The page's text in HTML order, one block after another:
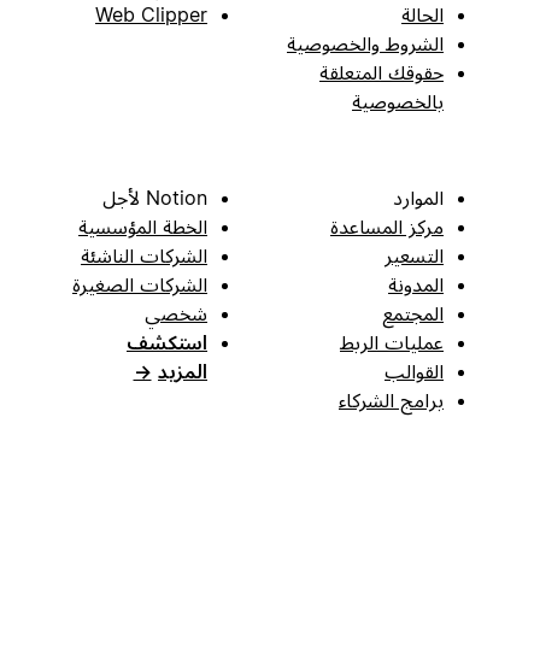
الحالة
الشروط والخصوصية
حقوقك المتعلقة
بالخصوصية
Web Clipper
الموارد
مركز المساعدة
التسعير
المدونة
المجتمع
عمليات الربط
القوالب
برامج الشركاء
Notion لأجل
الخطة المؤسسية
الشركات الناشئة
الشركات الصغيرة
شخصي
استكشف
المزيد →